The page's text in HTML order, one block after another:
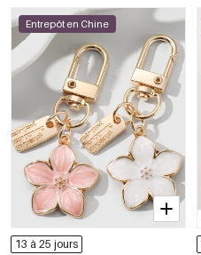
Entrepôt en Chine
13 à 25 jours